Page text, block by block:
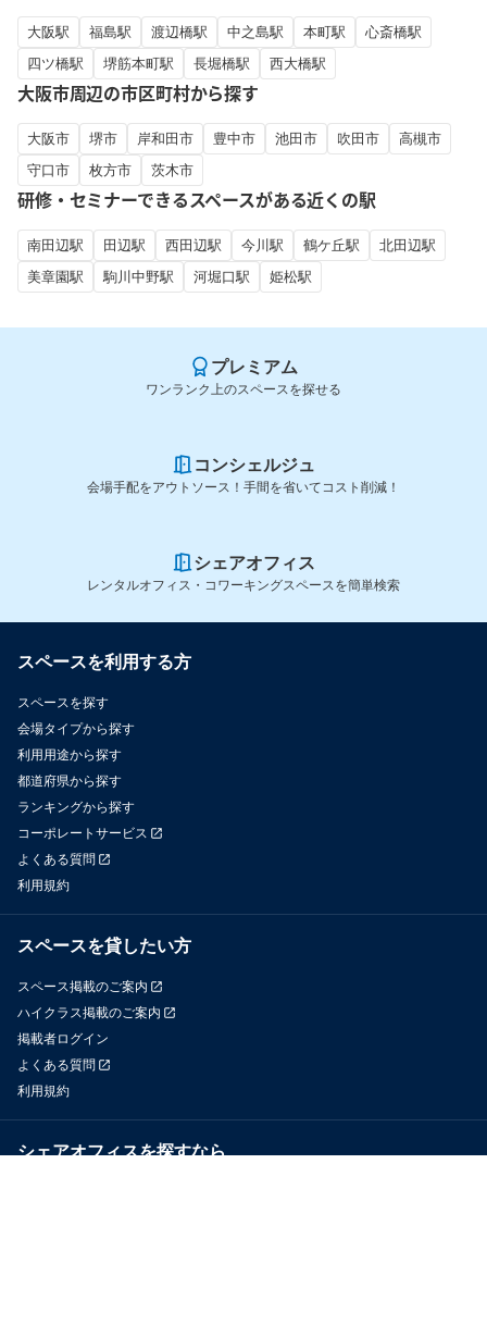
大阪駅 福島駅 渡辺橋駅 中之島駅 本町駅
心斎橋駅
四ツ橋駅
堺筋本町駅 長堀橋駅 西大橋駅
大阪市周辺の市区町村から探す
大阪市 堺市 岸和田市 豊中市 池田市 吹田市
高槻市
守口市
枚方市 茨木市
研修・セミナーできるスペースがある近くの駅
南田辺駅 田辺駅 西田辺駅 今川駅 鶴ケ丘駅
北田辺駅
美章園駅
駒川中野駅 河堀口駅 姫松駅
プレミアム
ワンランク上のスペースを探せる
コンシェルジュ
会場手配をアウトソース！手間を省いてコスト削減！
シェアオフィス
レンタルオフィス・コワーキングスペースを簡単検索
スペースを利用する方
スペースを探す
会場タイプから探す
利用用途から探す
都道府県から探す
ランキングから探す
コーポレートサービス
よくある質問
利用規約
スペースを貸したい方
スペース掲載のご案内
ハイクラス掲載のご案内
掲載者ログイン
よくある質問
利用規約
シェアオフィスを探すなら